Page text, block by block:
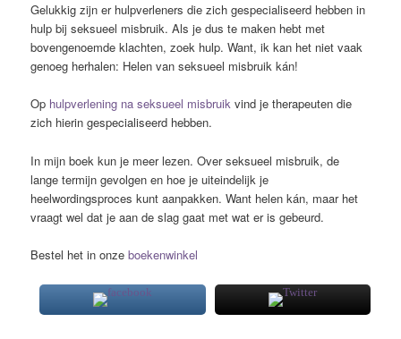
Gelukkig zijn er hulpverleners die zich gespecialiseerd hebben in
hulp bij seksueel misbruik. Als je dus te maken hebt met
bovengenoemde klachten, zoek hulp. Want, ik kan het niet vaak
genoeg herhalen: Helen van seksueel misbruik kán!
Op hulpverlening na seksueel misbruikvind je therapeuten die
zich hierin gespecialiseerd hebben.
In mijn boek kun je meer lezen. Over seksueel misbruik, de
lange termijn gevolgen en hoe je uiteindelijk je
heelwordingsproces kunt aanpakken. Want helen kán, maar het
vraagt wel dat je aan de slag gaat met wat er is gebeurd.
Bestel het in onzeboekenwinkel